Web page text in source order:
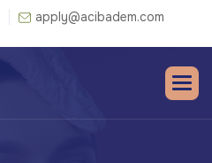
apply@acibadem.com